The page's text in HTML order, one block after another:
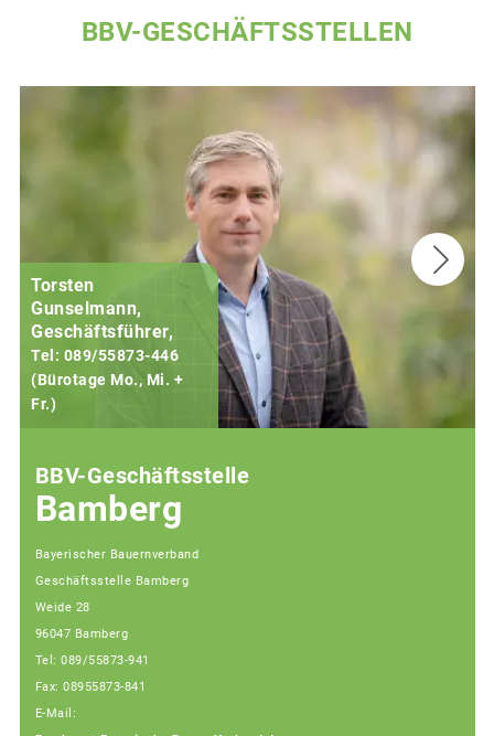
BBV-GESCHÄFTSSTELLEN
Torsten
Gunselmann,
Geschäftsführer,
Tel: 089/55873-446
(Bürotage Mo., Mi. +
Fr.)
BBV-Geschäftsstelle
Bamberg
Bayerischer Bauernverband
Geschäftsstelle Bamberg
Weide 28
96047 Bamberg
Tel: 089/55873-941
Fax: 08955873-841
E-Mail: